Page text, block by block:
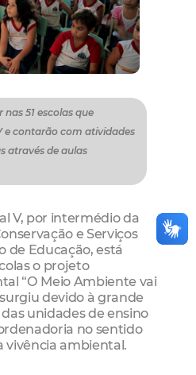
51 escolas que
e contarão com atividades
através de aulas
V, por intermédio da
e Serviços
de Educação, está
o projeto
“O Meio Ambiente vai
devido à grande
unidades de ensino
no sentido
vivência ambiental.